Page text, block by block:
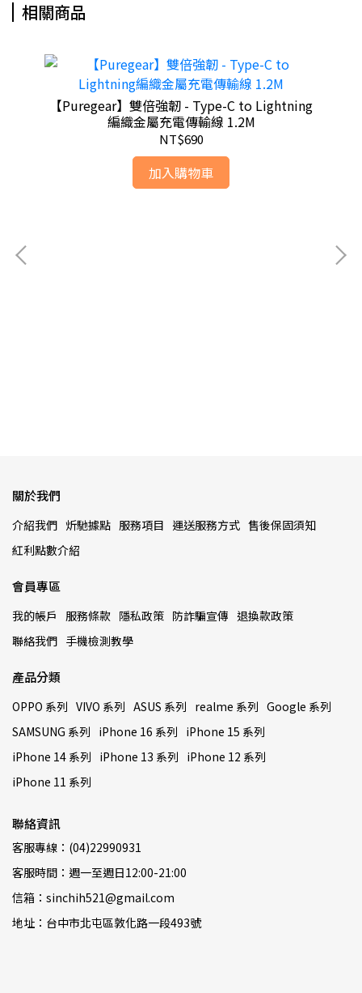
相關商品
【Puregear】雙倍強韌 - Type-C to Lightning
編織金屬充電傳輸線 1.2M
NT$690
加入購物車
關於我們
介紹我們 炘馳據點 服務項目 運送服務方式 售後保固須知
紅利點數介紹
會員專區
我的帳戶 服務條款 隱私政策 防詐騙宣傳 退換款政策
聯絡我們 手機檢測教學
產品分類
OPPO 系列 VIVO 系列 ASUS 系列 realme 系列 Google 系列
SAMSUNG 系列 iPhone 16 系列 iPhone 15 系列
iPhone 14 系列 iPhone 13 系列 iPhone 12 系列
iPhone 11 系列
聯絡資訊
客服專線：(04)22990931
客服時間：週一至週日12:00-21:00
信箱：sinchih521@gmail.com
地址：台中市北屯區敦化路一段493號